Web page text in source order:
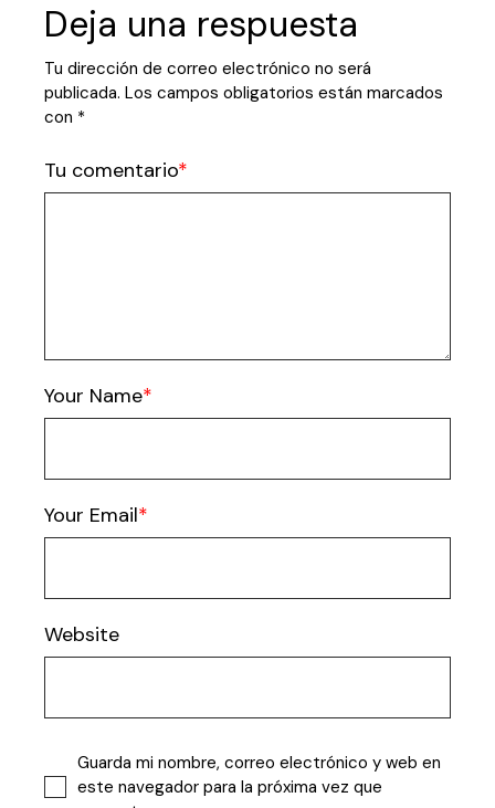
Deja una respuesta
Tu dirección de correo electrónico no será
publicada. Los campos obligatorios están marcados
con *
Tu comentario
Your Name
Your Email
Website
Guarda mi nombre, correo electrónico y web en
este navegador para la próxima vez que